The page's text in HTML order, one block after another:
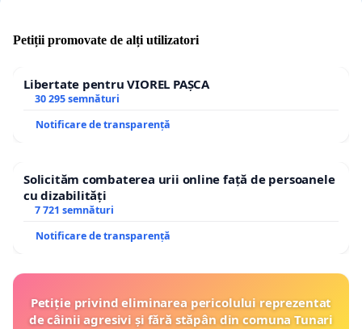
Petiții promovate de alți utilizatori
Libertate pentru VIOREL PAȘCA
30 295 semnături
Notificare de transparență
Solicităm combaterea urii online față de persoanele
cu dizabilități
7 721 semnături
Notificare de transparență
Petiție privind eliminarea pericolului reprezentat
de câinii agresivi și fără stăpân din comuna Tunari